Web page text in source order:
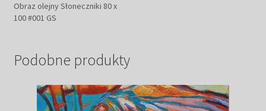
Obraz olejny Słoneczniki 80 x
100 #001 GS
Podobne produkty